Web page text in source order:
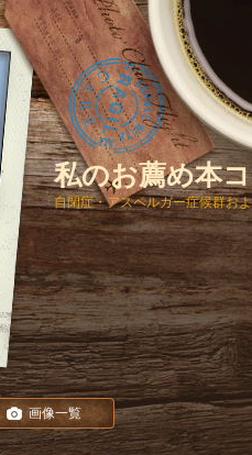
私のお薦め本
自閉症・アスペルガー症候群お
画像一覧